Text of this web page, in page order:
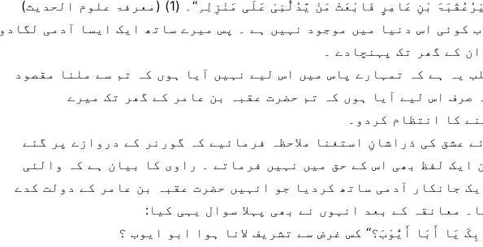
بْنِ عَامِرٍ فَابْعَثْ مَنْ یَّدُلُّنِیْ عَلَی مَنْزِلِہِ‘‘۔ (1) (معرفۃ علوم الحدیث)
کوئی اس دنیا میں موجود نہیں ہے ۔ پس میرے ساتھ ایک ایسا آدمی لگادو
کے گھر تک پہنچادے ۔
یہ ہے کہ تمہارے پاس میں اس لیے نہیں آیا ہوں کہ تم سے ملنا مقصود
صرف اس لیے آیا ہوں کہ تم حضرت عقبہ بن عامر کے گھر تک میرے
کا انتظام کردو۔
عشق کی ذراشانِ استغنا ملاحظہ فرمائیے کہ گورنر کے دروازے پر گئے
ایک لفظ بھی اس کے حق میں نہیں فرماتے ۔ راوی کا بیان ہے کہ والئی
جانکار آدمی ساتھ کردیا جو انہیں حضرت عقبہ بن عامر کے دولت کدے
معانقہ کے بعد انہوں نے بھی پہلا سوال یہی کیا:
بِکَ یَا أَبَا أَیُّوْبَ؟‘‘ کس غرض سے تشریف لانا ہوا ابو ایوب ؟